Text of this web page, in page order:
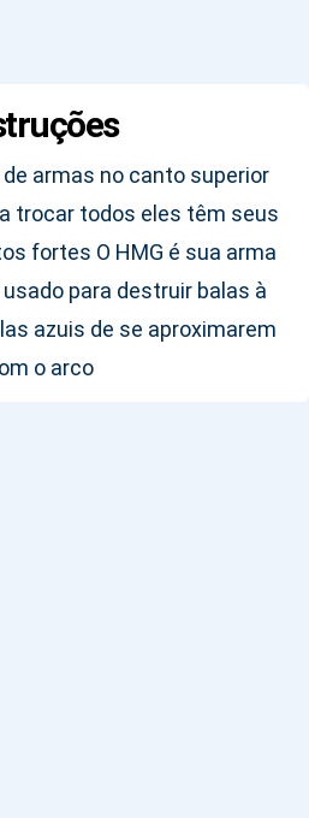
armas no canto superior
trocar todos eles têm seus
fortes O HMG é sua arma
para destruir balas à
azuis de se aproximarem
o arco